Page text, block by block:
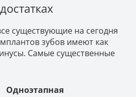
существующие на сегодня
зубов имеют как
Самые существенные
Одноэтапная